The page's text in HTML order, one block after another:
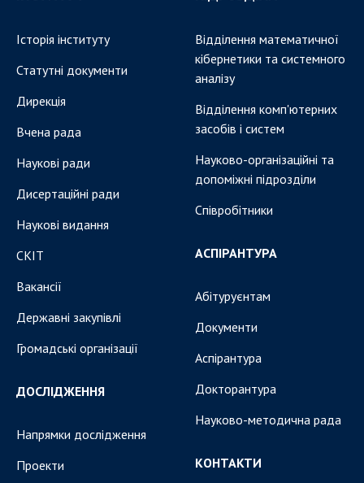
Історія інституту
Статутні документи
Дирекція
Вчена рада
Наукові ради
Дисертаційні ради
Наукові видання
СКІТ
Вакансії
Державні закупівлі
Громадські організації
ДОСЛІДЖЕННЯ
Напрямки дослідження
Проекти
Відділення математичної
кібернетики та системного
аналізу
Відділення комп'ютерних
засобів і систем
Науково-організаційні та
допоміжні підрозділи
Співробітники
АСПІРАНТУРА
Абітуруєнтам
Документи
Аспірантура
Докторантура
Науково-методична рада
КОНТАКТИ